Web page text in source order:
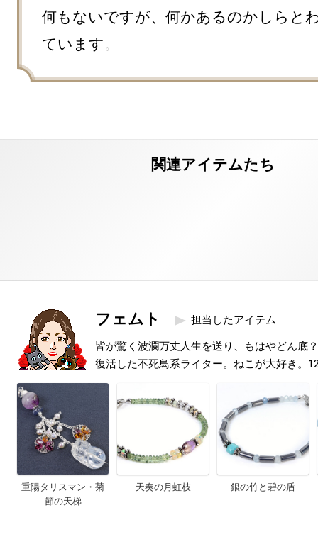
何もないですが、何かあるのかしらと
ています。
フェムト 担当したアイテム
皆が驚く波瀾万丈人生を送り、もはやどん底
復活した不死鳥系ライター。ねこが大好き。
重陽タリスマン・菊
節の天梯
天奏の月虹枝 銀の竹と碧の盾